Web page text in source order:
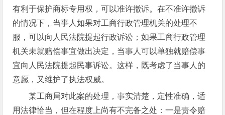
有利于保护商标专用权，可以准许撤诉。在不准许撤诉
的情况下，当事人如果对工商行政管理机关的处理不
服，可以向人民法院提起行政诉讼；如果工商行政管理
机关未就赔偿事宜做出决定，当事人可以单独就赔偿事
宜向人民法院提起民事诉讼。这样，既考虑了当事人的
意愿，又维护了执法权威。
某工商局对此案的处理，事实清楚，定性准确，适
用法律恰当，但在程度上尚有不完备之处：一是责令赔